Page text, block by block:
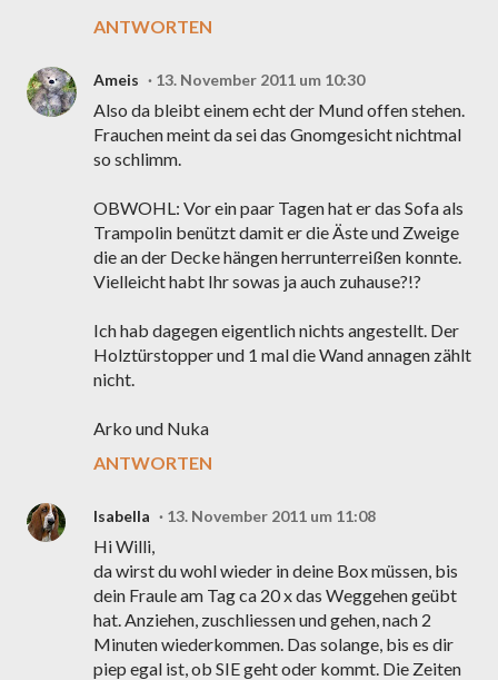
ANTWORTEN
Ameis 13. November 2011 um 10:30
Also da bleibt einem echt der Mund offen stehen.
Frauchen meint da sei das Gnomgesicht nichtmal
so schlimm.
OBWOHL: Vor ein paar Tagen hat er das Sofa als
Trampolin benützt damit er die Äste und Zweige
die an der Decke hängen herrunterreißen konnte.
Vielleicht habt Ihr sowas ja auch zuhause?!?
Ich hab dagegen eigentlich nichts angestellt. Der
Holztürstopper und 1 mal die Wand annagen zählt
nicht.
Arko und Nuka
ANTWORTEN
Isabella 13. November 2011 um 11:08
Hi Willi,
da wirst du wohl wieder in deine Box müssen, bis
dein Fraule am Tag ca 20 x das Weggehen geübt
hat. Anziehen, zuschliessen und gehen, nach 2
Minuten wiederkommen. Das solange, bis es dir
piep egal ist, ob SIE geht oder kommt. Die Zeiten